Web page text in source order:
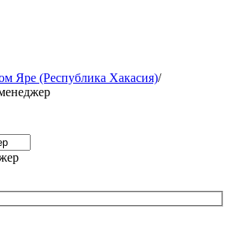
Яре (Республика Хакасия)/